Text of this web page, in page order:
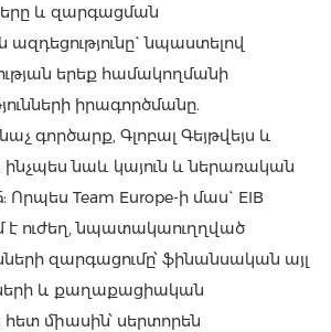
և զարգացման
նպաստելով
երեք համակողմանի
իրագործմանը.
գործարք, Գլոբալ Գեյթվեյս և
նաև կայուն և ներառական
Team Europe-ի մաս` EIB
է ուժեղ, նպատակաուղղված
զարգացումը՝ ֆինանսական այլ
և քաղաքացիական
միասին՝ սերտորեն